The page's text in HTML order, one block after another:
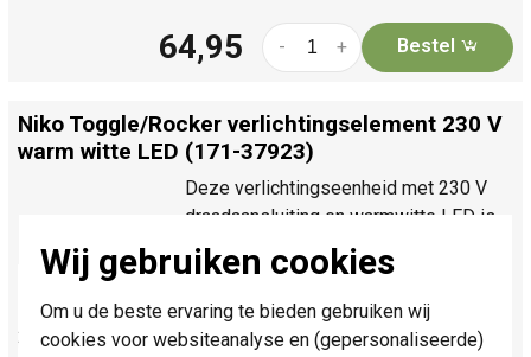
Wij gebruiken cookies
Om u de beste ervaring te bieden gebruiken wij
cookies voor websiteanalyse en (gepersonaliseerde)
64,95 +
- Bestel
Niko Toggle/Rocker verlichtingselement 230 V
warm witte LED (171-37923)
Deze verlichtingseenheid met 230 V
draadaansluiting en warmwitte LED is
ontworpen voor het verlichten van
schakelaars en drukknoppen. Door de
hoge intensiteit van de LED is deze
alleen geschikt voor Niko Rocker en